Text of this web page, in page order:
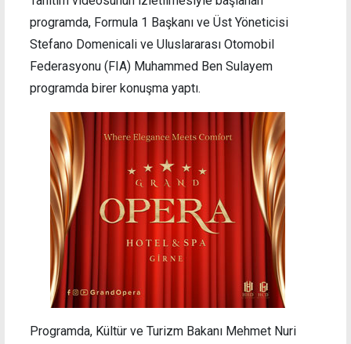
programda, Formula 1 Başkanı ve Üst Yöneticisi
Stefano Domenicali ve Uluslararası Otomobil
Federasyonu (FIA) Muhammed Ben Sulayem
programda birer konuşma yaptı.
Programda, Kültür ve Turizm Bakanı Mehmet Nuri